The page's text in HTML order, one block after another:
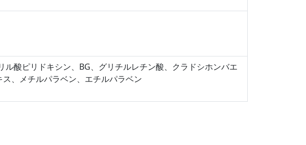
酸ピリドキシン、BG、グリチルレチン酸、クラドシホンバエ
、メチルパラベン、エチルパラベン